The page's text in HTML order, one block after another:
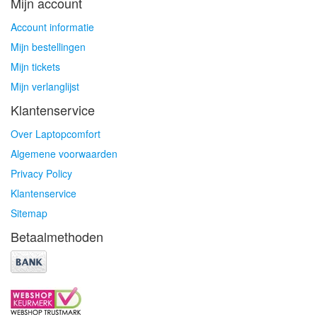
Account informatie
Mijn bestellingen
Mijn tickets
Mijn verlanglijst
Klantenservice
Over Laptopcomfort
Algemene voorwaarden
Privacy Policy
Klantenservice
Sitemap
Betaalmethoden